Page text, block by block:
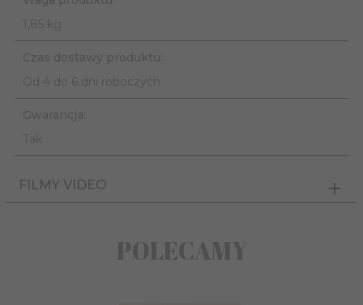
1,85 kg
Czas dostawy produktu:
Od 4 do 6 dni roboczych
Gwarancja:
Tak
FILMY VIDEO
POLECAMY